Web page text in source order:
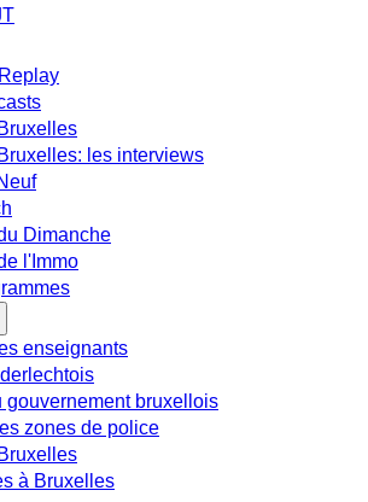
les interviews
Dimanche
l'Immo
enseignants
gouvernement bruxellois
zones de police
à Bruxelles